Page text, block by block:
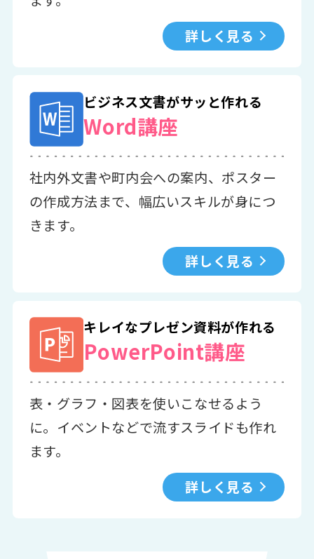
詳しく見る
ビジネス文書がサッと作れる
Word講座
社内外文書や町内会への案内、ポスター
の作成方法まで、幅広いスキルが身につ
きます。
詳しく見る
キレイなプレゼン資料が作れる
PowerPoint講座
表・グラフ・図表を使いこなせるよう
に。イベントなどで流すスライドも作れ
ます。
詳しく見る